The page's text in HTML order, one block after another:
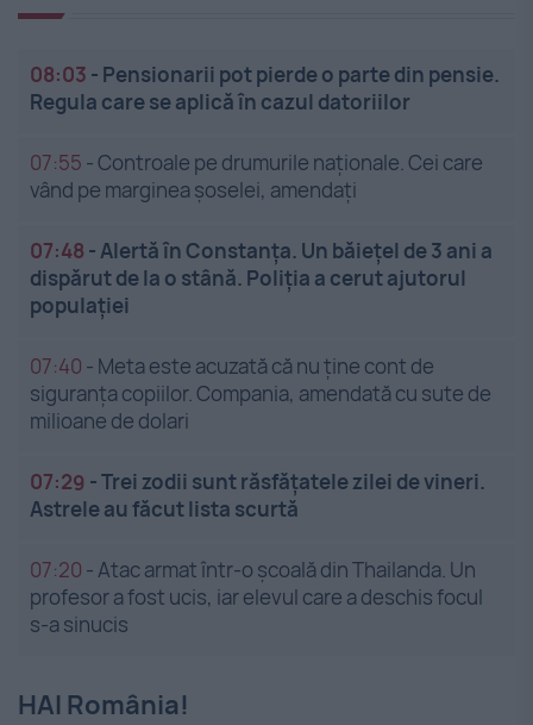
08:03 - Pensionarii pot pierde o parte din pensie.
Regula care se aplică în cazul datoriilor
07:55 -Controale pe drumurile naționale. Cei care
vând pe marginea șoselei, amendați
07:48 -Alertă în Constanța. Un băiețel de 3 ani a
dispărut de la o stână. Poliția a cerut ajutorul
populației
07:40 - Meta este acuzată că nu ține cont de
siguranța copiilor. Compania, amendată cu sute de
milioane de dolari
07:29 -Trei zodii sunt răsfățatele zilei de vineri.
Astrele au făcut lista scurtă
07:20 -Atac armat într-o școală din Thailanda. Un
profesor a fost ucis, iar elevul care a deschis focul
s-a sinucis
HAI România!